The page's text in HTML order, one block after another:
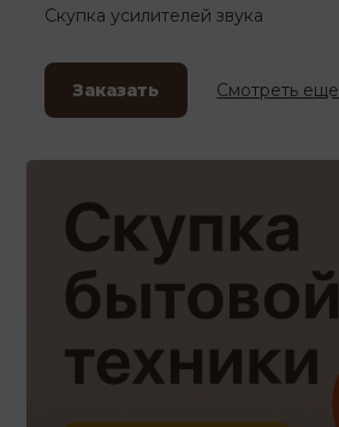
Скупка усилителей звука
Заказать Смотреть еще